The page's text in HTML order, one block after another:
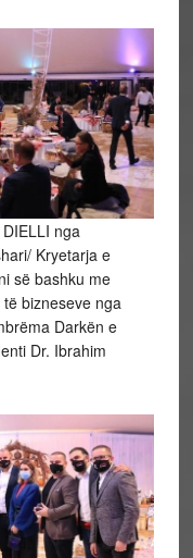
nga
Kryetarja e
së bashku me
bizneseve nga
Darkën e
Dr. Ibrahim